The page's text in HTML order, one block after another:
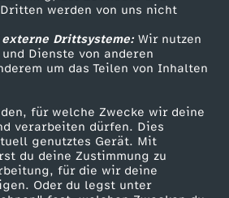
werden von uns nicht
externe Drittsysteme:Wir nutzen
Dienste von anderen
um das Teilen von Inhalten
für welche Zwecke wir deine
verarbeiten dürfen. Dies
genutztes Gerät. Mit
du deine Zustimmung zu
für die wir deine
Oder du legst unter